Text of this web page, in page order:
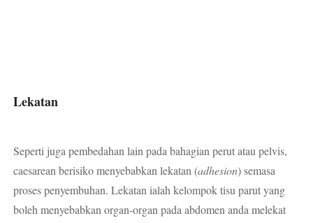
Lekatan
Seperti juga pembedahan lain pada bahagian perut atau pelvis,
caesarean berisiko menyebabkan lekatan (adhesion) semasa
proses penyembuhan. Lekatan ialah kelompok tisu parut yang
boleh menyebabkan organ-organ pada abdomen anda melekat